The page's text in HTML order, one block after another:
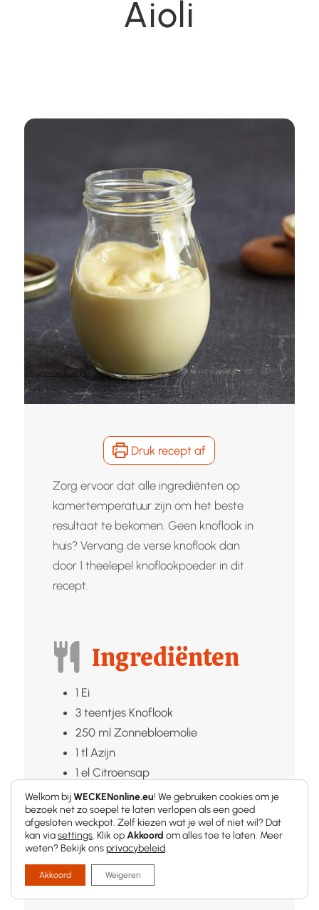
Aioli
Druk recept af
Zorg ervoor dat alle ingrediënten op
kamertemperatuur zijn om het beste
resultaat te bekomen. Geen knoflook in
huis? Vervang de verse knoflook dan
door 1 theelepel knoflookpoeder in dit
recept.
Ingrediënten
1 Ei
3 teentjes Knoflook
250 ml Zonnebloemolie
1 tl Azijn
1 el Citroensap
1/2 tl Zout
Instructies
▢
Welkom bijWECKENonline.eu! We gebruiken cookies om je
bezoek net zo soepel te laten verlopen als een goed
afgesloten weckpot. Zelf kiezen wat je wel of niet wil? Dat
kan viasettings. Klik opAkkoord om alles toe te laten. Meer
weten? Bekijk onsprivacybeleid.
Akkoord Weigeren